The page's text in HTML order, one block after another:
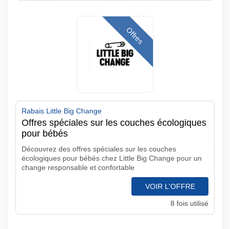
Offres
Rabais Little Big Change
Offres spéciales sur les couches écologiques
pour bébés
Découvrez des offres spéciales sur les couches
écologiques pour bébés chez Little Big Change pour un
change responsable et confortable
VOIR L'OFFRE
8 fois utilisé